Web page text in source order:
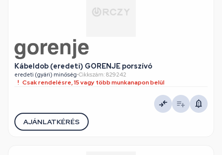
Kábeldob (eredeti) GORENJE porszívó
eredeti (gyári) minőség•Cikkszám: 829242
Csak rendelésre, 15 vagy több munkanapon belül
AJÁNLATKÉRÉS